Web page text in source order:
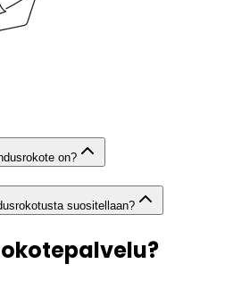
on?
suositellaan?